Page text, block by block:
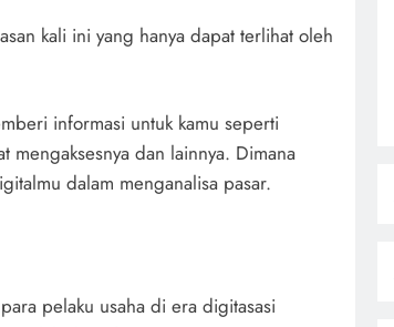
kali ini yang hanya dapat terlihat oleh
informasi untuk kamu seperti
dan lainnya. Dimana
dalam menganalisa pasar.
pelaku usaha di era digitasasi